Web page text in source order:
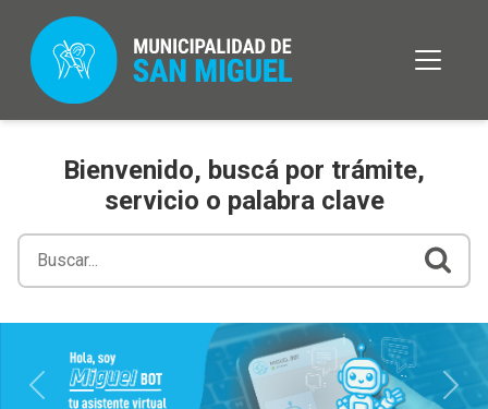
Bienvenido, buscá por trámite,
servicio o palabra clave
Previous Next